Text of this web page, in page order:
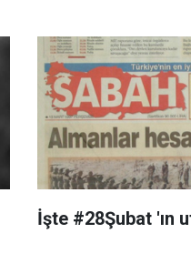
İşte #28Şubat 'ın